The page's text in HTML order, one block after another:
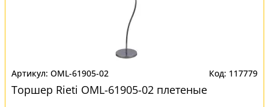
OML-61905-02 117779
Торшер Rieti OML-61905-02 плетеные